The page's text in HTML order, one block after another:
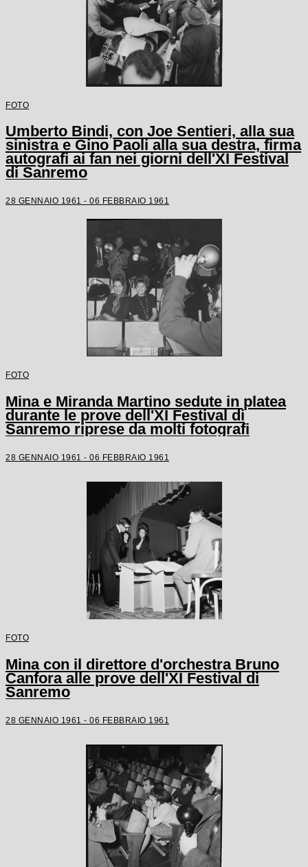
FOTO
Umberto Bindi, con Joe Sentieri, alla sua
sinistra e Gino Paoli alla sua destra, firma
autografi ai fan nei giorni dell'XI Festival
di Sanremo
28 GENNAIO 1961 - 06 FEBBRAIO 1961
FOTO
Mina e Miranda Martino sedute in platea
durante le prove dell'XI Festival di
Sanremo riprese da molti fotografi
28 GENNAIO 1961 - 06 FEBBRAIO 1961
FOTO
Mina con il direttore d'orchestra Bruno
Canfora alle prove dell'XI Festival di
Sanremo
28 GENNAIO 1961 - 06 FEBBRAIO 1961